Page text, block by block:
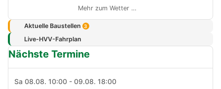
Mehr zum Wetter …
Aktuelle Baustellen 3
Live-HVV-Fahrplan
Nächste Termine
Sa 08.08. 10:00 - 09.08. 18:00